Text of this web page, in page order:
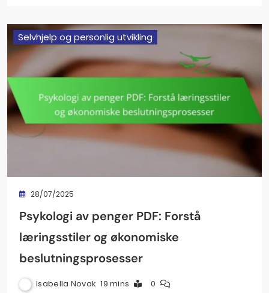
Selvhjelp og personlig utvikling
28/07/2025
Psykologi av penger PDF: Forstå
læringsstiler og økonomiske
beslutningsprosesser
Isabella Novak 19 mins 0